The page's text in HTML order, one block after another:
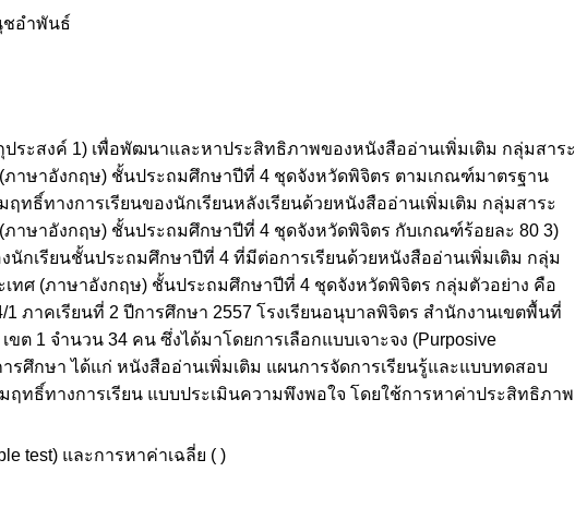
ชอำพันธ์
ระสงค์ 1) เพื่อพัฒนาและหาประสิทธิภาพของหนังสืออ่านเพิ่มเติม กลุ่มสาระ
(ภาษาอังกฤษ) ชั้นประถมศึกษาปีที่ 4 ชุดจังหวัดพิจิตร ตามเกณฑ์มาตรฐาน
ฤทธิ์ทางการเรียนของนักเรียนหลังเรียนด้วยหนังสืออ่านเพิ่มเติม กลุ่มสาระ
(ภาษาอังกฤษ) ชั้นประถมศึกษาปีที่ 4 ชุดจังหวัดพิจิตร กับเกณฑ์ร้อยละ 80 3)
นักเรียนชั้นประถมศึกษาปีที่ 4 ที่มีต่อการเรียนด้วยหนังสืออ่านเพิ่มเติม กลุ่ม
เทศ (ภาษาอังกฤษ) ชั้นประถมศึกษาปีที่ 4 ชุดจังหวัดพิจิตร กลุ่มตัวอย่าง คือ
ภาคเรียนที่ 2 ปีการศึกษา 2557 โรงเรียนอนุบาลพิจิตร สำนักงานเขตพื้นที่
ต 1 จำนวน 34 คน ซึ่งได้มาโดยการเลือกแบบเจาะจง (Purposive
รศึกษา ได้แก่ หนังสืออ่านเพิ่มเติม แผนการจัดการเรียนรู้และแบบทดสอบ
ฤทธิ์ทางการเรียน แบบประเมินความพึงพอใจ โดยใช้การหาค่าประสิทธิภาพ
test) และการหาค่าเฉลี่ย ( )